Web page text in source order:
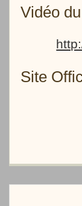
Vidéo
Site